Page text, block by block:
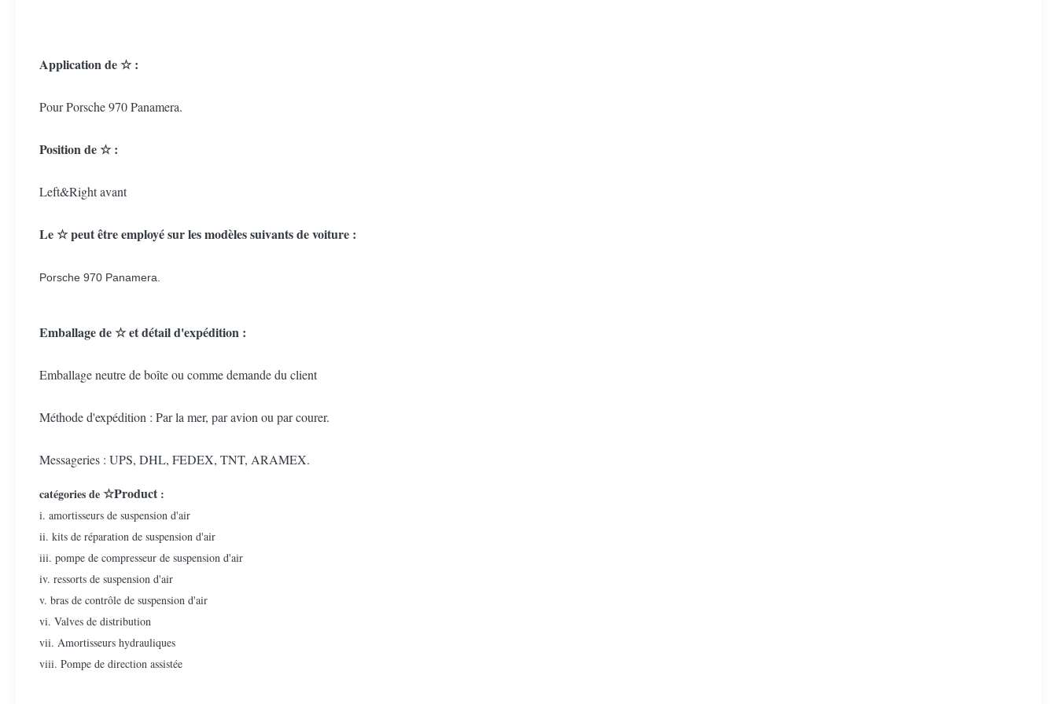
Application de ☆ :
Pour Porsche 970 Panamera.
Position de ☆ :
Left&Right avant
Le ☆ peut être employé sur les modèles suivants de voiture :
Porsche 970 Panamera.
Emballage de ☆ et détail d'expédition :
Emballage neutre de boîte ou comme demande du client
Méthode d'expédition : Par la mer, par avion ou par courer.
Messageries : UPS, DHL, FEDEX, TNT, ARAMEX.
catégories de☆Product :
i. amortisseurs de suspension d'air
ii. kits de réparation de suspension d'air
iii. pompe de compresseur de suspension d'air
iv. ressorts de suspension d'air
v. bras de contrôle de suspension d'air
vi. Valves de distribution
vii. Amortisseurs hydrauliques
viii. Pompe de direction assistée